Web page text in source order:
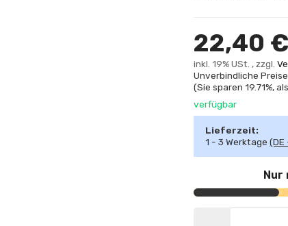
22,40 €
inkl. 19% USt. , zzgl.
Unverbindliche
(Sie sparen19.71%,
verfügbar
Lieferzeit:
1 - 3 Werktage
Nur